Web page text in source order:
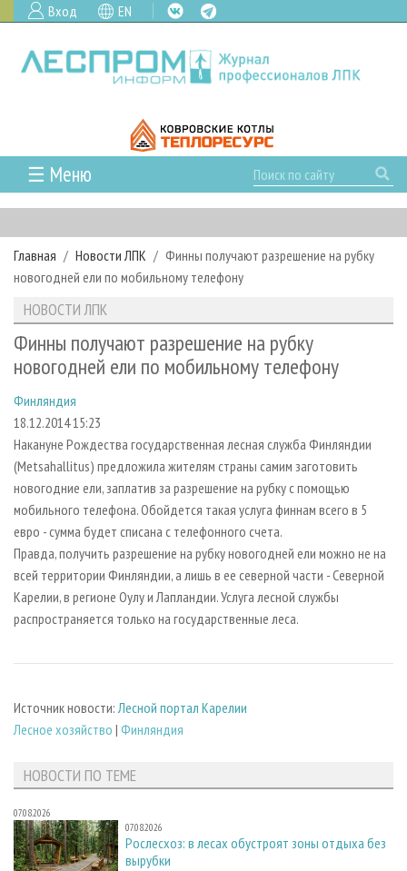
Вход EN
☰ Меню
ГЛАВНАЯ
РУБРИКИ И ТЕМЫ
РУБРИКИ ЖУРНАЛА
ЛЕСОЗАГОТОВКА
ЛЕСОПИЛЕНИЕ
СУШКА ДРЕВЕСИНЫ
ПРОИЗВОДСТВО ДРЕВЕСНЫХ ПЛИТ
ДЕРЕВЯННОЕ ДОМОСТРОЕНИЕ
ПРОИЗВОДСТВО МЕБЕЛИ
БИОЭНЕРГЕТИКА
ЦБП
ИНСТРУМЕНТ И МАТЕРИАЛЫ
НОВОСТИ
НОВОСТИ ЛПК
НОВОСТИ ЖУРНАЛА
ПРОЕКТЫ ЛПИ
АНАЛИТИКА
ПРЕДПРИЯТИЯ ЛПК
ПЕРСОНЫ
МОБИЛЬНЫЕ ВЫСТАВКИ
ОФИЦИАЛЬНЫЕ ДЕЛЕГАЦИИ
ПРИОРИТЕТНЫЕ ИНВЕСТПРОЕКТЫ
RUSSIAN FORESTRY REVIEW
ГАЗЕТА ЛЕСПРОМФОРУМ
БИБЛИОТЕКА СПЕЦИАЛИСТА
АРХИВ
АРХИВ ЖУРНАЛОВ
О ЖУРНАЛЕ
КОНТАКТЫ
РЕКЛАМОДАТЕЛЯМ
РЕКЛАМА
РЕКЛАМА НА САЙТЕ
Главная Новости ЛПК
Финны получают разрешение на рубку
новогодней ели по мобильному телефону
НОВОСТИ ЛПК
Финны получают разрешение на рубку
новогодней ели по мобильному телефону
Финляндия
18.12.2014 15:23
Накануне Рождества государственная лесная служба Финляндии
(Metsаhallitus) предложила жителям страны самим заготовить
новогодние ели, заплатив за разрешение на рубку с помощью
мобильного телефона. Обойдется такая услуга финнам всего в 5
евро - сумма будет списана с телефонного счета.
Правда, получить разрешение на рубку новогодней ели можно не на
всей территории Финляндии, а лишь в ее северной части - Северной
Карелии, в регионе Оулу и Лапландии. Услуга лесной службы
распространяется только на государственные леса.
Источник новости:Лесной портал Карелии
Лесное хозяйство | Финляндия
НОВОСТИ ПО ТЕМЕ
07.08.2026
07.08.2026
Рослесхоз: в лесах обустроят зоны отдыха без
вырубки